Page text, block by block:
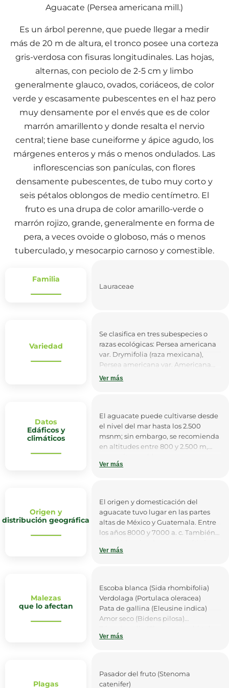
Aguacate (Persea americana mill.)
Es un árbol perenne, que puede llegar a medir
más de 20 m de altura, el tronco posee una corteza
gris-verdosa con fisuras longitudinales. Las hojas,
alternas, con peciolo de 2-5 cm y limbo
generalmente glauco, ovados, coriáceos, de color
verde y escasamente pubescentes en el haz pero
muy densamente por el envés que es de color
marrón amarillento y donde resalta el nervio
central; tiene base cuneiforme y ápice agudo, los
márgenes enteros y más o menos ondulados. Las
inflorescencias son panículas, con flores
densamente pubescentes, de tubo muy corto y
seis pétalos oblongos de medio centímetro. El
fruto es una drupa de color amarillo-verde o
marrón rojizo, grande, generalmente en forma de
pera, a veces ovoide o globoso, más o menos
tuberculado, y mesocarpio carnoso y comestible.
Familia
Lauraceae
Variedad
Se clasifica en tres subespecies o
razas ecológicas: Persea americana
var. Drymifolia (raza mexicana),
Persea americana var. Americana
(raza antillana) y Persea americana
Ver más
Datos
Edáficos y
climáticos
El aguacate puede cultivarse desde
el nivel del mar hasta los 2.500
msnm; sin embargo, se recomienda
en altitudes entre 800 y 2.500 m,
enfermedades, principalmente de
17°C y requiere de un régimen de
precipitación que no supere los
1.500 mm/año.
Ver más
Origen y
distribución geográfica
El origen y domesticación del
aguacate tuvo lugar en las partes
altas de México y Guatemala. Entre
los años 8000 y 7000 a. c. También
México en el 1500 a. c. Después de la
diseminó a otros lugares del
mundo.
Ver más
Malezas
que lo afectan
Escoba blanca (Sida rhombifolia)
Verdolaga (Portulaca oleracea)
Pata de gallina (Eleusine indica)
Amor seco (Bidens pilosa)
Verbena negra (Starchytarpeta
Cerraja (Galinsoga ciliata)
Emilia (Emilia sonchifolia)
Ver más
Plagas
Pasador del fruto (Stenoma
catenifer)